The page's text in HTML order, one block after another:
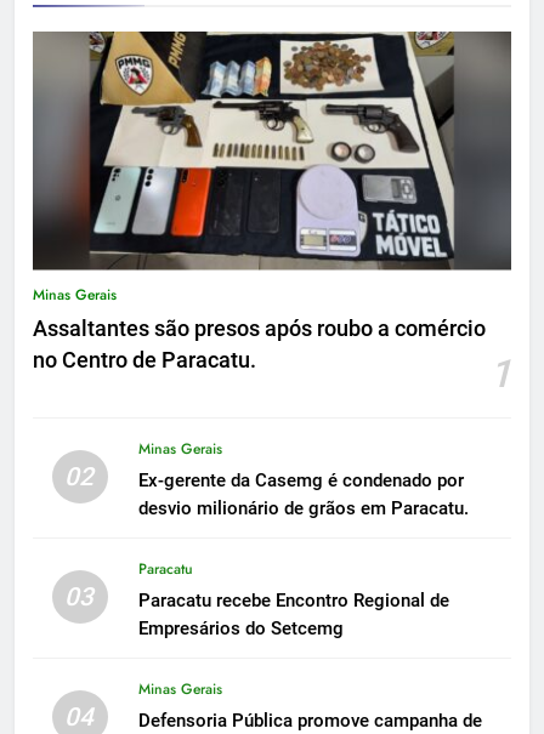
Minas Gerais
Assaltantes são presos após roubo a comércio
no Centro de Paracatu.
1
02
Minas Gerais
Ex-gerente da Casemg é condenado por
desvio milionário de grãos em Paracatu.
03
Paracatu
Paracatu recebe Encontro Regional de
Empresários do Setcemg
04
Minas Gerais
Defensoria Pública promove campanha de